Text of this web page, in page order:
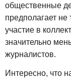
общественные
предполагает
участие в
значительно
журналистов.
Интересно, что